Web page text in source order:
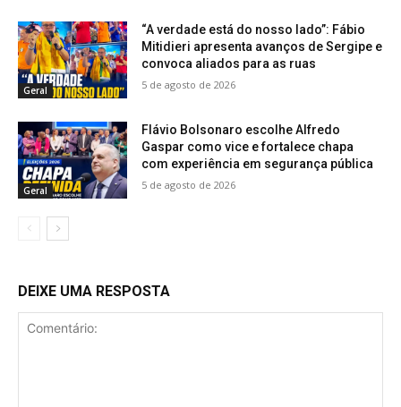
Geral
“A verdade está do nosso lado”: Fábio
Mitidieri apresenta avanços de Sergipe e
convoca aliados para as ruas
5 de agosto de 2026
Geral
Flávio Bolsonaro escolhe Alfredo
Gaspar como vice e fortalece chapa
com experiência em segurança pública
5 de agosto de 2026
DEIXE UMA RESPOSTA